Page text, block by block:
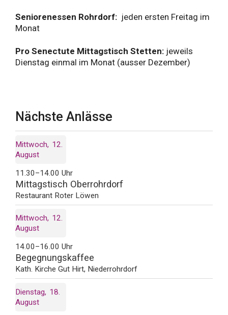
Seniorenessen Rohrdorf: jeden ersten Freitag im
Monat
Pro Senectute Mittagstisch Stetten: jeweils
Dienstag einmal im Monat (ausser Dezember)
Nächste Anlässe
Mittwoch
12
August
11.30–14.00 Uhr
Mittagstisch Oberrohrdorf
Restaurant Roter Löwen
Mittwoch
12
August
14.00–16.00 Uhr
Begegnungskaffee
Kath. Kirche Gut Hirt, Niederrohrdorf
Dienstag
18
August